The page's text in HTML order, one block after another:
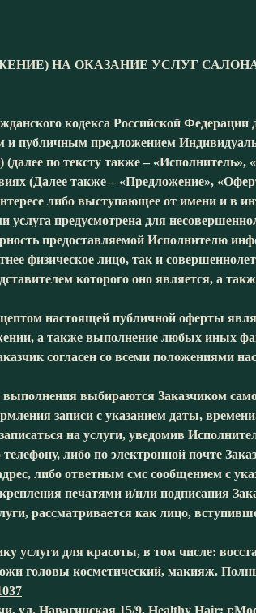
НА ОКАЗАНИЕ УСЛУГ
кодекса Российской
и публичным предложением
по тексту также –
(Далее также – «Предложение»,
либо выступающее от имени и в
услуга предусмотрена для
предоставляемой Исполнителю
физическое лицо, так и
которого оно является, а
настоящей публичной оферты
а также выполнение любых иных
согласен со всеми положениями
выбираются Заказчиком
записи с указанием даты,
на услуги, уведомив
либо по электронной почте
либо ответным смс сообщением с
печатями и/или подписания
рассматривается как лицо,
услуги для красоты, в том числе:
головы косметический, макияж.
ул. Навагинская 15/9, Healthy Hair;